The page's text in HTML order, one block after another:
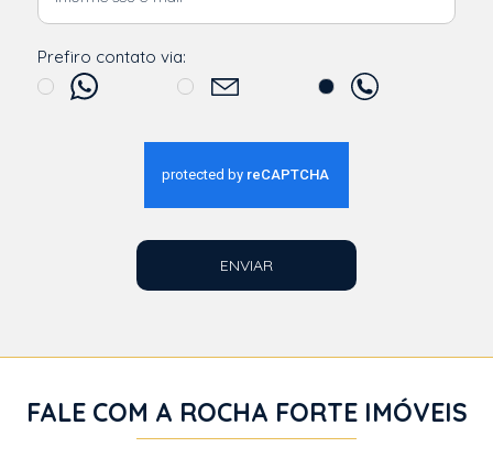
Prefiro contato via:
ENVIAR
FALE COM A ROCHA FORTE IMÓVEIS